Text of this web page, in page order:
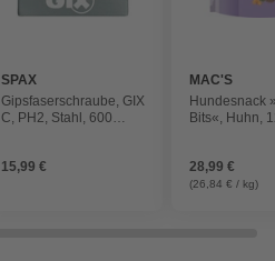
SPAX
Gipsfaserschraube, GIX
C, PH2, Stahl, 600
15,99 €
MAC'S
Hundesnack
Bits«, Huhn,
28,99 €
(26,84 € / kg)